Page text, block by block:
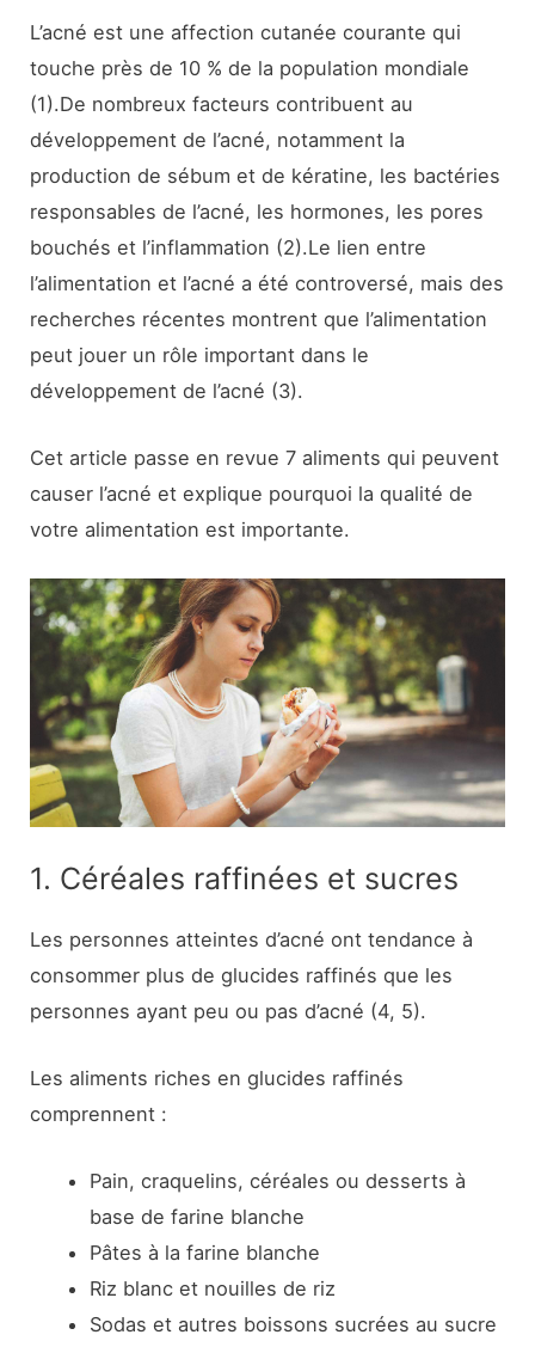
L’acné est une affection cutanée courante qui
touche près de 10 % de la population mondiale
(1).De nombreux facteurs contribuent au
développement de l’acné, notamment la
production de sébum et de kératine, les bactéries
responsables de l’acné, les hormones, les pores
bouchés et l’inflammation (2).Le lien entre
l’alimentation et l’acné a été controversé, mais des
recherches récentes montrent que l’alimentation
peut jouer un rôle important dans le
développement de l’acné (3).
Cet article passe en revue 7 aliments qui peuvent
causer l’acné et explique pourquoi la qualité de
votre alimentation est importante.
1. Céréales raffinées et sucres
Les personnes atteintes d’acné ont tendance à
consommer plus de glucides raffinés que les
personnes ayant peu ou pas d’acné (4, 5).
Les aliments riches en glucides raffinés
comprennent :
Pain, craquelins, céréales ou desserts à
base de farine blanche
Pâtes à la farine blanche
Riz blanc et nouilles de riz
Sodas et autres boissons sucrées au sucre